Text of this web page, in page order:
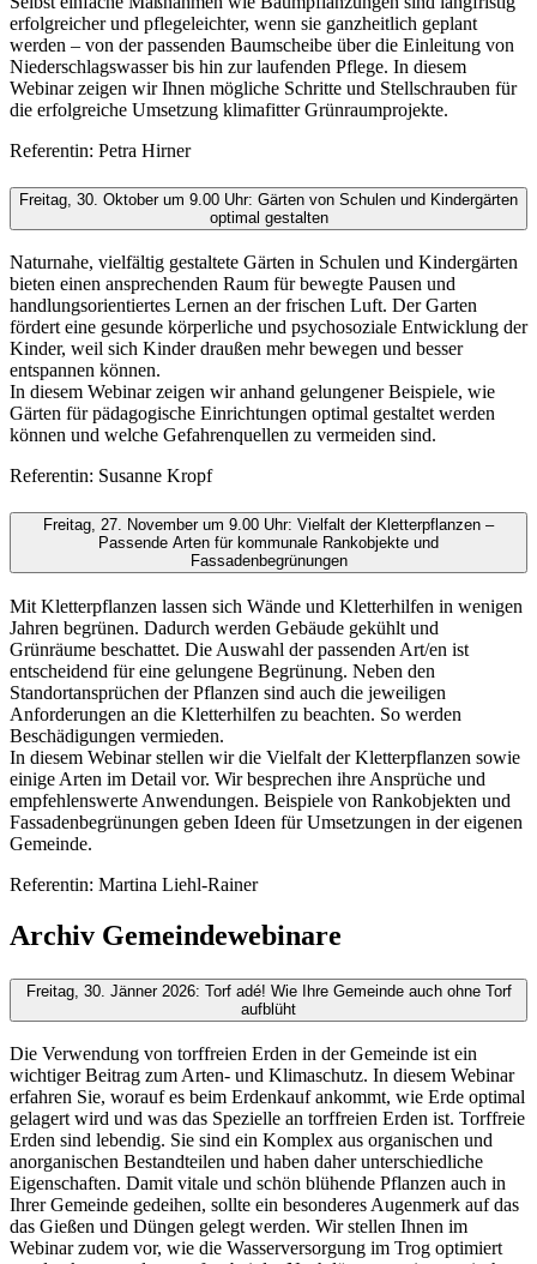
erfolgreicher und pflegeleichter, wenn sie ganzheitlich geplant
werden – von der passenden Baumscheibe über die Einleitung von
Niederschlagswasser bis hin zur laufenden Pflege. In diesem
Webinar zeigen wir Ihnen mögliche Schritte und Stellschrauben für
die erfolgreiche Umsetzung klimafitter Grünraumprojekte.
Referentin: Petra Hirner
Freitag, 30. Oktober um 9.00 Uhr: Gärten von Schulen und Kindergärten
optimal gestalten
Naturnahe, vielfältig gestaltete Gärten in Schulen und Kindergärten
bieten einen ansprechenden Raum für bewegte Pausen und
handlungsorientiertes Lernen an der frischen Luft. Der Garten
fördert eine gesunde körperliche und psychosoziale Entwicklung der
Kinder, weil sich Kinder draußen mehr bewegen und besser
entspannen können.
In diesem Webinar zeigen wir anhand gelungener Beispiele, wie
Gärten für pädagogische Einrichtungen optimal gestaltet werden
können und welche Gefahrenquellen zu vermeiden sind.
Referentin: Susanne Kropf
Freitag, 27. November um 9.00 Uhr: Vielfalt der Kletterpflanzen –
Passende Arten für kommunale Rankobjekte und
Fassadenbegrünungen
Mit Kletterpflanzen lassen sich Wände und Kletterhilfen in wenigen
Jahren begrünen. Dadurch werden Gebäude gekühlt und
Grünräume beschattet. Die Auswahl der passenden Art/en ist
entscheidend für eine gelungene Begrünung. Neben den
Standortansprüchen der Pflanzen sind auch die jeweiligen
Anforderungen an die Kletterhilfen zu beachten. So werden
Beschädigungen vermieden.
In diesem Webinar stellen wir die Vielfalt der Kletterpflanzen sowie
einige Arten im Detail vor. Wir besprechen ihre Ansprüche und
empfehlenswerte Anwendungen. Beispiele von Rankobjekten und
Fassadenbegrünungen geben Ideen für Umsetzungen in der eigenen
Gemeinde.
Referentin: Martina Liehl-Rainer
Archiv Gemeindewebinare
Freitag, 30. Jänner 2026: Torf adé! Wie Ihre Gemeinde auch ohne Torf
aufblüht
Die Verwendung von torffreien Erden in der Gemeinde ist ein
wichtiger Beitrag zum Arten- und Klimaschutz. In diesem Webinar
erfahren Sie, worauf es beim Erdenkauf ankommt, wie Erde optimal
gelagert wird und was das Spezielle an torffreien Erden ist. Torffreie
Erden sind lebendig. Sie sind ein Komplex aus organischen und
anorganischen Bestandteilen und haben daher unterschiedliche
Eigenschaften. Damit vitale und schön blühende Pflanzen auch in
Ihrer Gemeinde gedeihen, sollte ein besonderes Augenmerk auf das
das Gießen und Düngen gelegt werden. Wir stellen Ihnen im
Webinar zudem vor, wie die Wasserversorgung im Trog optimiert